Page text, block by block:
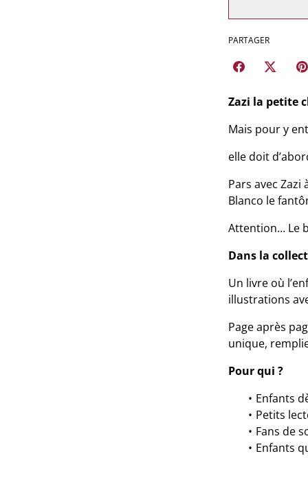
PARTAGER
Zazi la petite
Mais pour y
elle doit
Pars avec
Blanco le
Attention… Le
Dans la
Un livre où
illustrations
Page après
unique,
Pour qui ?
Enfants
Petits
Fans de
Enfants